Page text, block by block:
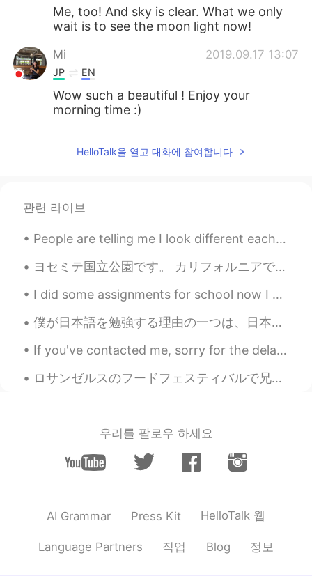
Me, too! And sky is clear. What we only
wait is to see the moon light now!
Mi 2019.09.17 13:07
JP EN
Wow such a beautiful ! Enjoy your
morning time :)
HelloTalk을 열고 대화에 참여합니다
관련 라이브
People are telling me I look different each time I do my makeup. But in all honesty, I prefer Kor...
ヨセミテ国立公園です。 カリフォルニアで最も訪問された公園の1つです。 あなたの都道府県で最も訪問された場所はどこですか？ This is Yosemite National Park. It...
I did some assignments for school now I am going to sleep it’s 1:42 am in the USA 😅🥱😪🤤 Hope you ...
僕が日本語を勉強する理由の一つは、日本に住むLGBTQの人達に心理的なサポートをしたいからです。 日本ではまだ議論を引き起こす話題であり、同性愛者であるためゲイの人達はいじめられ、社会から排除さ...
If you've contacted me, sorry for the delay in getting back to you. Yesterday was a bad back day...
ロサンゼルスのフードフェスティバルで兄と楽しい時間を過ごしました。 I had a good time with my brother at a food festival in Los An...
우리를 팔로우 하세요
AI Grammar Press Kit HelloTalk 웹
Language Partners 직업 Blog 정보